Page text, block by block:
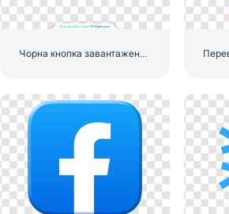
Чорна кнопка завантаження з червоним знаком